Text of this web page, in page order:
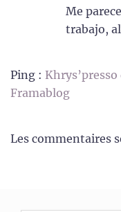
Me
trabajo,
Ping :
Framablog
Les commentaires